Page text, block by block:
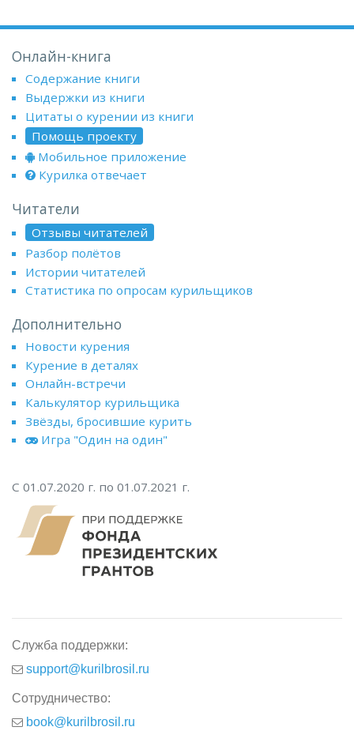
Онлайн-книга
Содержание книги
Выдержки из книги
Цитаты о курении из книги
Помощь проекту
Мобильное приложение
Курилка отвечает
Читатели
Отзывы читателей
Разбор полётов
Истории читателей
Статистика по опросам курильщиков
Дополнительно
Новости курения
Курение в деталях
Онлайн-встречи
Калькулятор курильщика
Звёзды, бросившие курить
Игра "Один на один"
С 01.07.2020 г. по 01.07.2021 г.
Служба поддержки:
support@kurilbrosil.ru
Сотрудничество:
book@kurilbrosil.ru